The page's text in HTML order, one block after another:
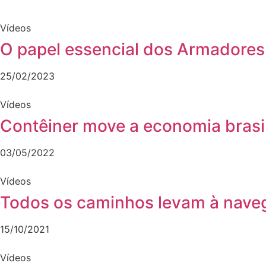
Vídeos
O papel essencial dos Armadores
25/02/2023
Vídeos
Contêiner move a economia
03/05/2022
Vídeos
Todos os caminhos levam à
15/10/2021
Vídeos